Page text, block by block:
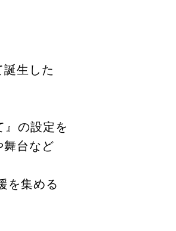
生した
』の設定を
台など
を集める